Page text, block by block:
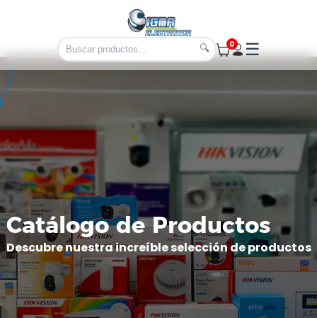
🔍 0 ☰
Catálogo de Productos
Descubre nuestra increíble selección de productos